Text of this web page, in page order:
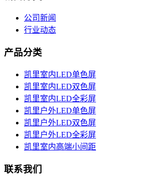
公司新闻
行业动态
产品分类
凯里室内LED单色屏
凯里室内LED双色屏
凯里室内LED全彩屏
凯里户外LED单色屏
凯里户外LED双色屏
凯里户外LED全彩屏
凯里室内高端小间距
联系我们